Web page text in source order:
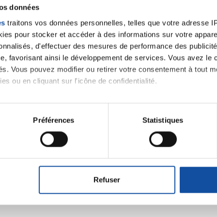
données
traitons vos données personnelles, telles que votre adresse
pour stocker et accéder à des informations sur votre
d'effectuer des mesures de performance des
favorisant ainsi le développement de services. Vous avez le
Vous pouvez modifier ou retirer votre consentement à tout
ou en cliquant sur l'icône de confidentialité.
également :
sur votre localisation géographique qui peuvent être
de vos données personnelles et définir vos
ou retirer votre consentement à tout moment à partir de la
Préférences Statistiques
Refuser
Ecrire un commentaire
une nouvelle discussion vous aurez besoin de vous